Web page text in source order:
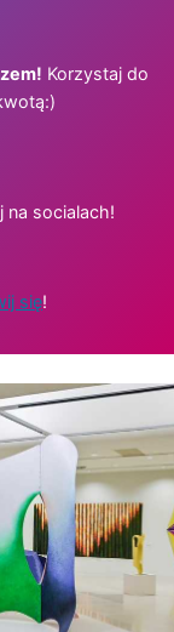
Korzystaj do
na socialach!
się!